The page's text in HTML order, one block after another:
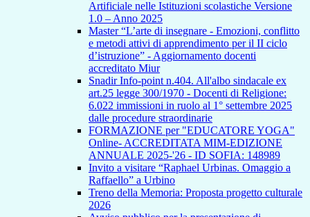
Artificiale nelle Istituzioni scolastiche Versione
1.0 – Anno 2025
Master “L’arte di insegnare - Emozioni, conflitto
e metodi attivi di apprendimento per il II ciclo
d’istruzione” - Aggiornamento docenti
accreditato Miur
Snadir Info-point n.404. All'albo sindacale ex
art.25 legge 300/1970 - Docenti di Religione:
6.022 immissioni in ruolo al 1° settembre 2025
dalle procedure straordinarie
FORMAZIONE per "EDUCATORE YOGA"
Online- ACCREDITATA MIM-EDIZIONE
ANNUALE 2025-'26 - ID SOFIA: 148989
Invito a visitare “Raphael Urbinas. Omaggio a
Raffaello” a Urbino
Treno della Memoria: Proposta progetto culturale
2026